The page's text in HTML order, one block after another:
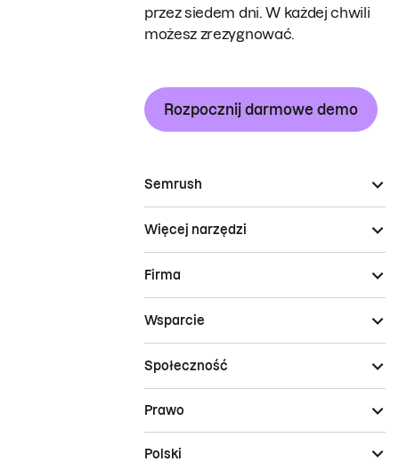
przez siedem dni. W każdej chwili
możesz zrezygnować.
Rozpocznij darmowe demo
Semrush
Więcej narzędzi
Firma
Wsparcie
Społeczność
Prawo
Polski